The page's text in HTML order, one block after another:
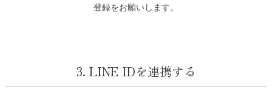
登録をお願いします。
3. LINE IDを連携する